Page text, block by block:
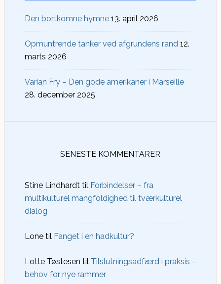
Den bortkomne hymne 13. april 2026
Opmuntrende tanker ved afgrundens rand 12.
marts 2026
Varian Fry – Den gode amerikaner i Marseille
28. december 2025
SENESTE KOMMENTARER
Stine Lindhardttil Forbindelser – fra
multikulturel mangfoldighed til tværkulturel
dialog
Lonetil Fanget i en hadkultur?
Lotte Tøstesen til Tilslutningsadfærd i praksis –
behov for nye rammer